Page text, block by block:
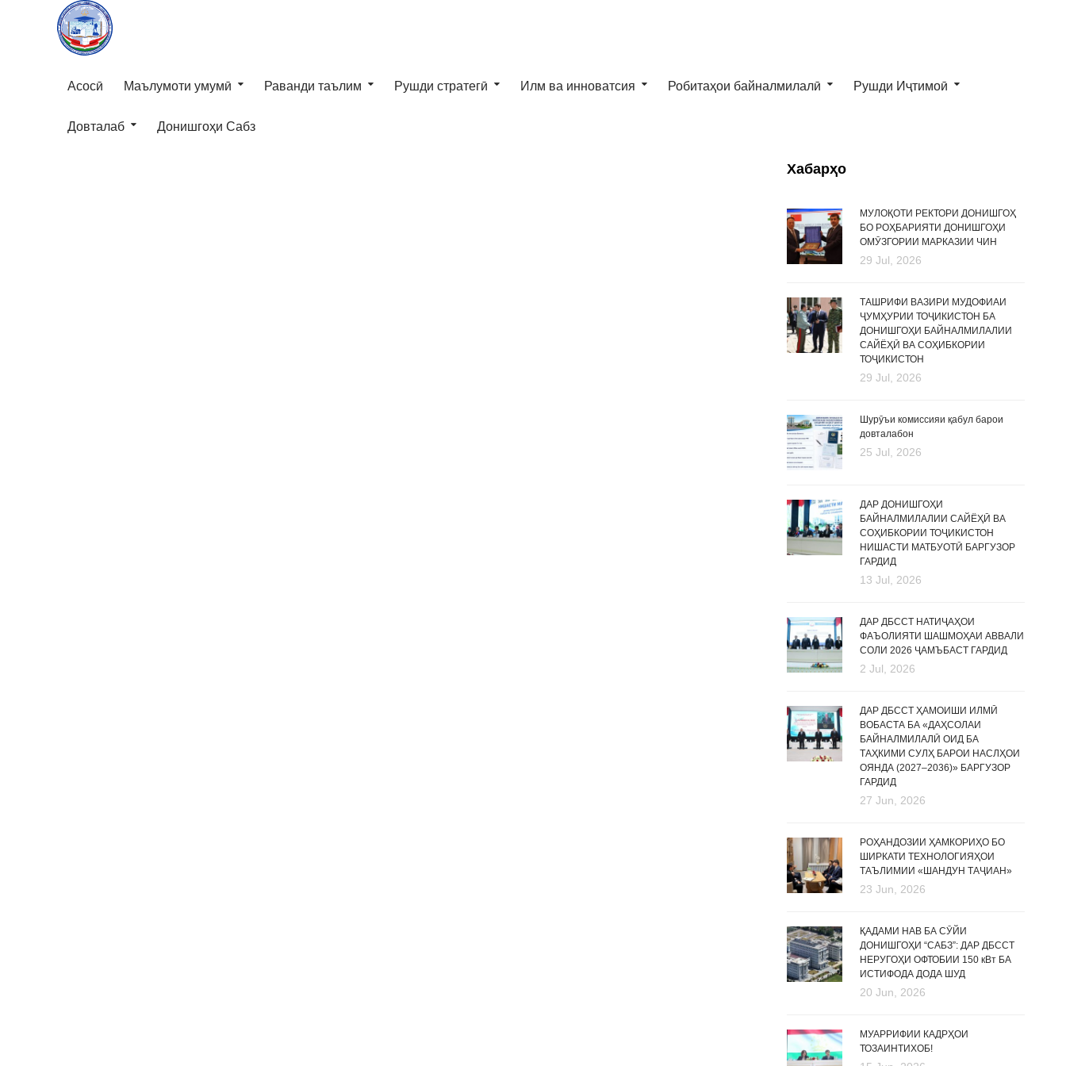
Асосӣ Маълумоти умумӣ Раванди таълим Рушди стратегӣ Илм ва инноватсия Робитаҳои байналмилалӣ Рушди Иҷтимоӣ
Довталаб Донишгоҳи Сабз
Хабарҳо
МУЛОҚОТИ РЕКТОРИ ДОНИШГОҲ
БО РОҲБАРИЯТИ ДОНИШГОҲИ
ОМӮЗГОРИИ МАРКАЗИИ ЧИН
29 Jul, 2026
ТАШРИФИ ВАЗИРИ МУДОФИАИ
ҶУМҲУРИИ ТОҶИКИСТОН БА
ДОНИШГОҲИ БАЙНАЛМИЛАЛИИ
САЙЁҲӢ ВА СОҲИБКОРИИ
ТОҶИКИСТОН
29 Jul, 2026
Шурӯъи комиссияи қабул барои
довталабон
25 Jul, 2026
ДАР ДОНИШГОҲИ
БАЙНАЛМИЛАЛИИ САЙЁҲӢ ВА
СОҲИБКОРИИ ТОҶИКИСТОН
НИШАСТИ МАТБУОТӢ БАРГУЗОР
ГАРДИД
13 Jul, 2026
ДАР ДБССТ НАТИҶАҲОИ
ФАЪОЛИЯТИ ШАШМОҲАИ АВВАЛИ
СОЛИ 2026 ҶАМЪБАСТ ГАРДИД
2 Jul, 2026
ДАР ДБССТ ҲАМОИШИ ИЛМӢ
ВОБАСТА БА «ДАҲСОЛАИ
БАЙНАЛМИЛАЛӢ ОИД БА
ТАҲКИМИ СУЛҲ БАРОИ НАСЛҲОИ
ОЯНДА (2027–2036)» БАРГУЗОР
ГАРДИД
27 Jun, 2026
РОҲАНДОЗИИ ҲАМКОРИҲО БО
ШИРКАТИ ТЕХНОЛОГИЯҲОИ
ТАЪЛИМИИ «ШАНДУН ТАҶИАН»
23 Jun, 2026
ҚАДАМИ НАВ БА СӮЙИ
ДОНИШГОҲИ “САБЗ”: ДАР ДБССТ
НЕРУГОҲИ ОФТОБИИ 150 кВт БА
ИСТИФОДА ДОДА ШУД
20 Jun, 2026
МУАРРИФИИ КАДРҲОИ
ТОЗАИНТИХОБ!